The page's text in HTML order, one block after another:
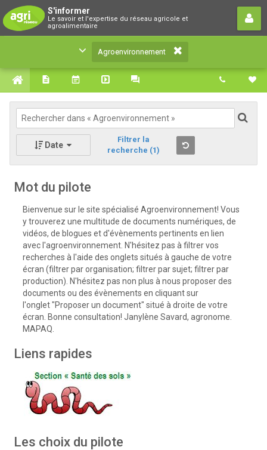
S'informer
Le savoir et l'expertise du réseau agricole et
agroalimentaire
Agroenvironnement
Le savoir et l'expertise du réseau agricole et
agroalimentaire
Agroenvironnement
Date
Filtrer la
recherche (1)
Mot du pilote
Bienvenue sur le site spécialisé Agroenvironnement! Vous
y trouverez une multitude de documents numériques, de
vidéos, de blogues et d'évènements pertinents en lien
avec l'agroenvironnement. N'hésitez pas à filtrer vos
recherches à l'aide des onglets situés à gauche de votre
écran (filtrer par organisation; filtrer par sujet; filtrer par
production). N'hésitez pas non plus à nous proposer des
documents ou des évènements en cliquant sur
l'onglet "Proposer un document" situé à droite de votre
écran. Bonne consultation! Janylène Savard, agronome.
MAPAQ.
Liens rapides
Les choix du pilote